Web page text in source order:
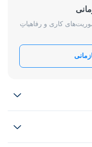
کاری و رفاهیاتِ